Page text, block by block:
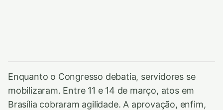
Enquanto o Congresso debatia, servidores se
mobilizaram. Entre 11 e 14 de março, atos em
Brasília cobraram agilidade. A aprovação, enfim,